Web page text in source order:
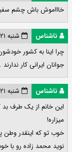
خاااموش باش چشم
ناشناس
شنبه ۲۱ تیر ۱۴۰۴ ۱۸:۱۷:۱۶
چرا اینا به کشور
جوانان ایرانی کار ندارند .
ناشناس
شنبه ۲۱ تیر ۱۴۰۴ ۱۸:۲۰:۲۹
این خانم از یک طرف بد
میزاره!
خوب تو که اینقدر وطن
نوید محمد زاده رو با